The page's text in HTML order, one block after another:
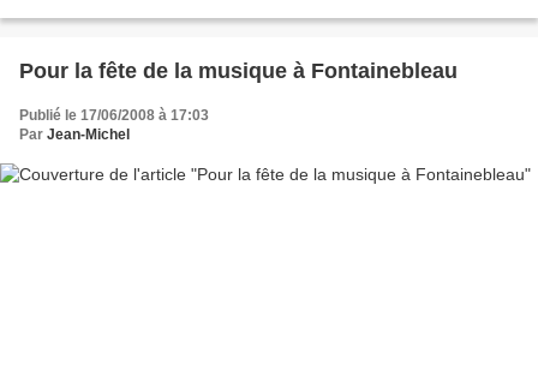
Pour la fête de la musique à Fontainebleau
Publié le 17/06/2008 à 17:03
Par Jean-Michel